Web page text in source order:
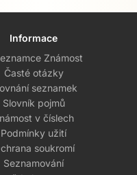
Informace
Známost
Časté otázky
seznamek
Slovník pojmů
v číslech
Podmínky užití
soukromí
Seznamování